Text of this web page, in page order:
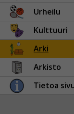
Urheilu
Kulttuuri
Arki
Arkisto
Tietoa